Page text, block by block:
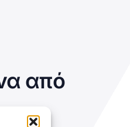
από